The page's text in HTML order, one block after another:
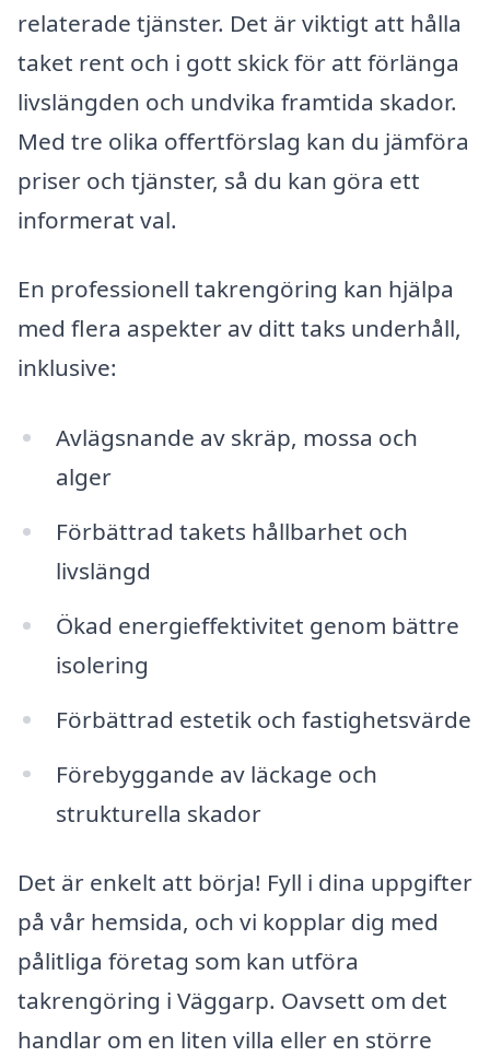
relaterade tjänster. Det är viktigt att hålla
taket rent och i gott skick för att förlänga
livslängden och undvika framtida skador.
Med tre olika offertförslag kan du jämföra
priser och tjänster, så du kan göra ett
informerat val.
En professionell takrengöring kan hjälpa
med flera aspekter av ditt taks underhåll,
inklusive:
Avlägsnande av skräp, mossa och
alger
Förbättrad takets hållbarhet och
livslängd
Ökad energieffektivitet genom bättre
isolering
Förbättrad estetik och fastighetsvärde
Förebyggande av läckage och
strukturella skador
Det är enkelt att börja! Fyll i dina uppgifter
på vår hemsida, och vi kopplar dig med
pålitliga företag som kan utföra
takrengöring i Väggarp. Oavsett om det
handlar om en liten villa eller en större